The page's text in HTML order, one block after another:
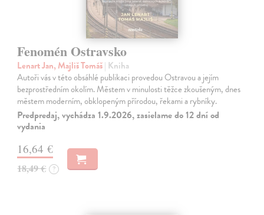
Fenomén Ostravsko
Lenart Jan, Majliš Tomáš| Kniha
Autoři vás v této obsáhlé publikaci provedou Ostravou a jejím
bezprostředním okolím. Městem v minulosti těžce zkoušeným, dnes
městem moderním, obklopeným přírodou, řekami a rybníky.
Predpredaj, vychádza 1.9.2026, zasielame do 12 dní od
vydania
16,64 €
18,49 € ?